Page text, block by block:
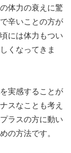
体力の衰えに驚
辛いことの方が
には体力もつい
くなってきま
実感することが
スなことも考え
ラスの方に動い
の方法です。